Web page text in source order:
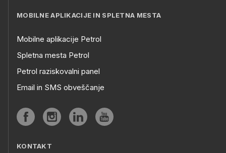
MOBILNE APLIKACIJE IN SPLETNA MESTA
Mobilne aplikacije Petrol
Spletna mesta Petrol
Petrol raziskovalni panel
Email in SMS obveščanje
KONTAKT